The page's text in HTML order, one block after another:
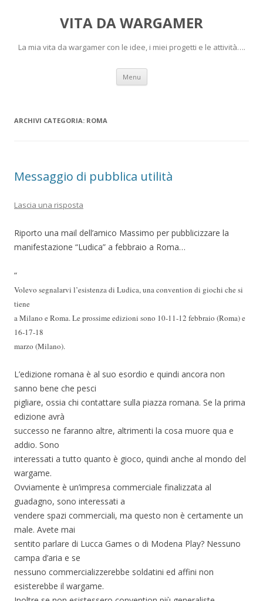
VITA DA WARGAMER
La mia vita da wargamer con le idee, i miei progetti e le attività….
Menu Vai
contenuto
ARCHIVI CATEGORIA: ROMA
Messaggio di pubblica utilità
Lascia una risposta
Riporto una mail dell’amico Massimo per pubblicizzare la
manifestazione “Ludica” a febbraio a Roma…
“
Volevo segnalarvi l’esistenza di Ludica, una convention di giochi che si
tiene
a Milano e Roma. Le prossime edizioni sono 10-11-12 febbraio (Roma) e
16-17-18
marzo (Milano).
L’edizione romana è al suo esordio e quindi ancora non
sanno bene che pesci
pigliare, ossia chi contattare sulla piazza romana. Se la prima
edizione avrà
successo ne faranno altre, altrimenti la cosa muore qua e
addio. Sono
interessati a tutto quanto è gioco, quindi anche al mondo del
wargame.
Ovviamente è un’impresa commerciale finalizzata al
guadagno, sono interessati a
vendere spazi commerciali, ma questo non è certamente un
male. Avete mai
sentito parlare di Lucca Games o di Modena Play? Nessuno
campa d’aria e se
nessuno commercializzerebbe soldatini ed affini non
esisterebbe il wargame.